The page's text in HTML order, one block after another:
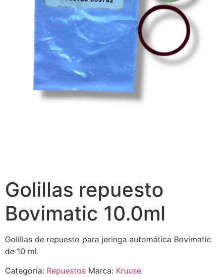
Golillas repuesto
Bovimatic 10.0ml
Golillas de repuesto para jeringa automática Bovimatic
de 10 ml.
Categoría: Repuestos Marca: Kruuse